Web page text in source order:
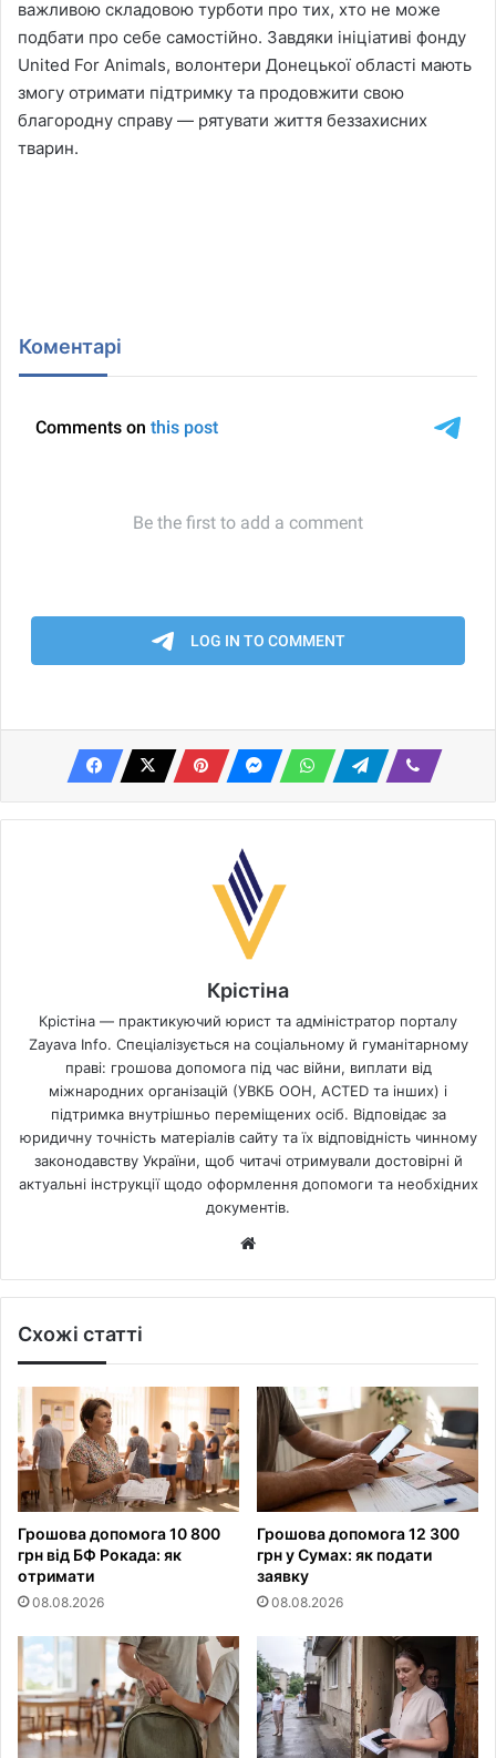
важливою складовою турботи про тих, хто не може
подбати про себе самостійно. Завдяки ініціативі фонду
United For Animals, волонтери Донецької області мають
змогу отримати підтримку та продовжити свою
благородну справу — рятувати життя беззахисних
тварин.
Коментарі
Крістіна
Крістіна — практикуючий юрист та адміністратор порталу
Zayava Info. Спеціалізується на соціальному й гуманітарному
праві: грошова допомога під час війни, виплати від
міжнародних організацій (УВКБ ООН, ACTED та інших) і
підтримка внутрішньо переміщених осіб. Відповідає за
юридичну точність матеріалів сайту та їх відповідність чинному
законодавству України, щоб читачі отримували достовірні й
актуальні інструкції щодо оформлення допомоги та необхідних
документів.
Схожі статті
Грошова допомога 10 800
грн від БФ Рокада: як
отримати
08.08.2026
Грошова допомога 12 300
грн у Сумах: як подати
заявку
08.08.2026